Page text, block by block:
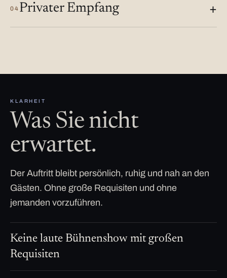
04 Privater Empfang
KLARHEIT
Was Sie nicht
erwartet.
Der Auftritt bleibt persönlich, ruhig und nah an den
Gästen. Ohne große Requisiten und ohne
jemanden vorzuführen.
Keine laute Bühnenshow mit großen
Requisiten